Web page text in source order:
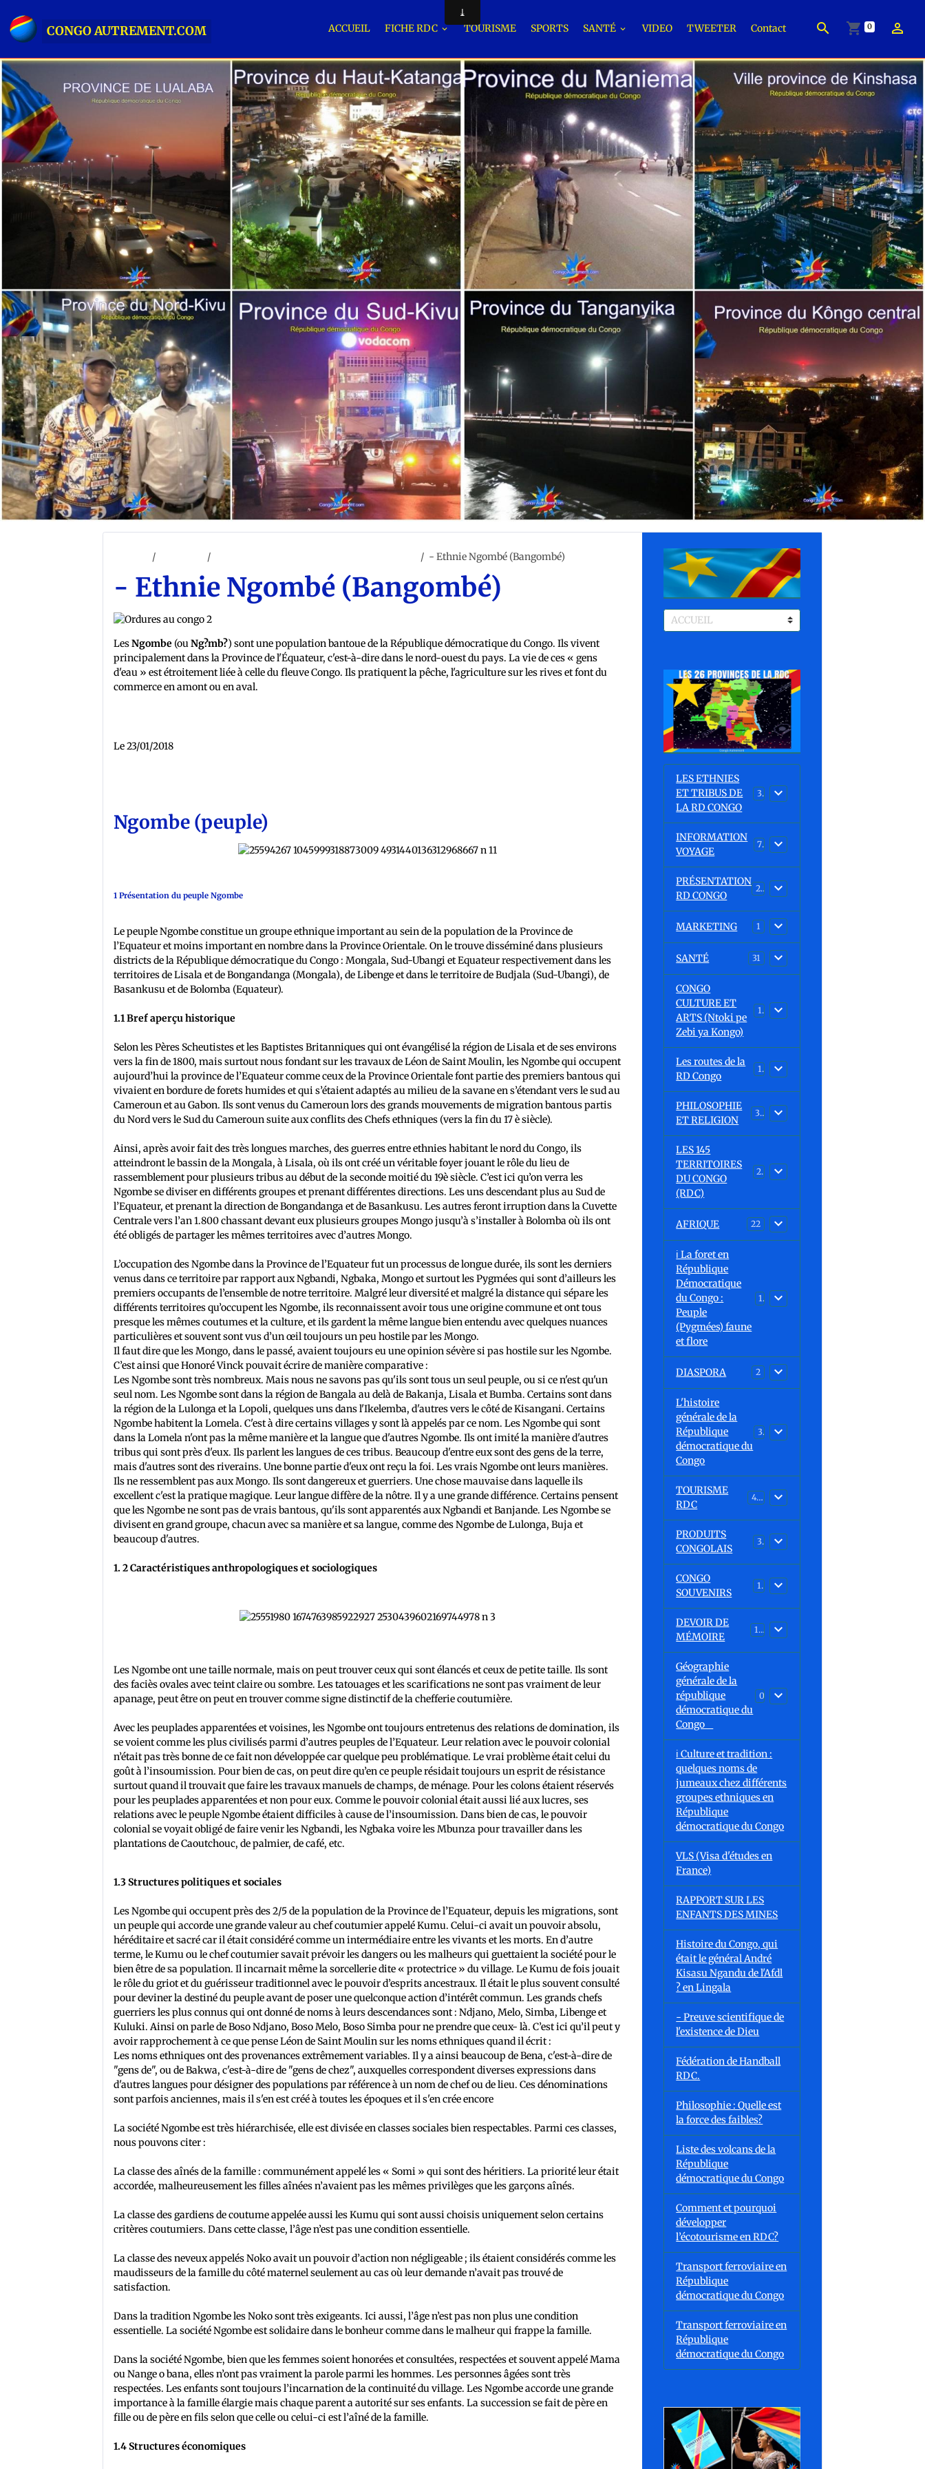
CONGO AUTREMENT.COM ACCUEIL FICHE RDC TOURISME SPORTS SANTÉ VIDEO TWEETER Contact 0
- Ethnie Ngombé (Bangombé)
- Ethnie Ngombé (Bangombé)
LesNgombe (ouNg?mb?) sont une population bantoue de la République démocratique du Congo. Ils vivent
principalement dans la Province de l'Équateur, c'est-à-dire dans le nord-ouest du pays. La vie de ces « gens
d'eau » est étroitement liée à celle du fleuve Congo. Ils pratiquent la pêche, l'agriculture sur les rives et font du
commerce en amont ou en aval.
Le 23/01/2018
Ngombe (peuple)
1 Présentation du peuple Ngombe
Le peuple Ngombe constitue un groupe ethnique important au sein de la population de la Province de
l’Equateur et moins important en nombre dans la Province Orientale. On le trouve disséminé dans plusieurs
districts de la République démocratique du Congo : Mongala, Sud-Ubangi et Equateur respectivement dans les
territoires de Lisala et de Bongandanga (Mongala), de Libenge et dans le territoire de Budjala (Sud-Ubangi), de
Basankusu et de Bolomba (Equateur).
1.1 Bref aperçu historique
Selon les Pères Scheutistes et les Baptistes Britanniques qui ont évangélisé la région de Lisala et de ses environs
vers la fin de 1800, mais surtout nous fondant sur les travaux de Léon de Saint Moulin, les Ngombe qui occupent
aujourd’hui la province de l’Equateur comme ceux de la Province Orientale font partie des premiers bantous qui
vivaient en bordure de forets humides et qui s’étaient adaptés au milieu de la savane en s’étendant vers le sud au
Cameroun et au Gabon. Ils sont venus du Cameroun lors des grands mouvements de migration bantous partis
du Nord vers le Sud du Cameroun suite aux conflits des Chefs ethniques (vers la fin du 17 è siècle).
Ainsi, après avoir fait des très longues marches, des guerres entre ethnies habitant le nord du Congo, ils
atteindront le bassin de la Mongala, à Lisala, où ils ont créé un véritable foyer jouant le rôle du lieu de
rassemblement pour plusieurs tribus au début de la seconde moitié du 19è siècle. C’est ici qu’on verra les
Ngombe se diviser en différents groupes et prenant différentes directions. Les uns descendant plus au Sud de
l’Equateur, et prenant la direction de Bongandanga et de Basankusu. Les autres feront irruption dans la Cuvette
Centrale vers l’an 1.800 chassant devant eux plusieurs groupes Mongo jusqu’à s’installer à Bolomba où ils ont
été obligés de partager les mêmes territoires avec d’autres Mongo.
L’occupation des Ngombe dans la Province de l’Equateur fut un processus de longue durée, ils sont les derniers
venus dans ce territoire par rapport aux Ngbandi, Ngbaka, Mongo et surtout les Pygmées qui sont d’ailleurs les
premiers occupants de l’ensemble de notre territoire. Malgré leur diversité et malgré la distance qui sépare les
différents territoires qu’occupent les Ngombe, ils reconnaissent avoir tous une origine commune et ont tous
presque les mêmes coutumes et la culture, et ils gardent la même langue bien entendu avec quelques nuances
particulières et souvent sont vus d’un œil toujours un peu hostile par les Mongo.
Il faut dire que les Mongo, dans le passé, avaient toujours eu une opinion sévère si pas hostile sur les Ngombe.
C’est ainsi que Honoré Vinck pouvait écrire de manière comparative :
Les Ngombe sont très nombreux. Mais nous ne savons pas qu'ils sont tous un seul peuple, ou si ce n'est qu'un
seul nom. Les Ngombe sont dans la région de Bangala au delà de Bakanja, Lisala et Bumba. Certains sont dans
la région de la Lulonga et la Lopoli, quelques uns dans l'Ikelemba, d'autres vers le côté de Kisangani. Certains
Ngombe habitent la Lomela. C'est à dire certains villages y sont là appelés par ce nom. Les Ngombe qui sont
dans la Lomela n'ont pas la même manière et la langue que d'autres Ngombe. Ils ont imité la manière d'autres
tribus qui sont près d'eux. Ils parlent les langues de ces tribus. Beaucoup d'entre eux sont des gens de la terre,
mais d'autres sont des riverains. Une bonne partie d'eux ont reçu la foi. Les vrais Ngombe ont leurs manières.
Ils ne ressemblent pas aux Mongo. Ils sont dangereux et guerriers. Une chose mauvaise dans laquelle ils
excellent c'est la pratique magique. Leur langue diffère de la nôtre. Il y a une grande différence. Certains pensent
que les Ngombe ne sont pas de vrais bantous, qu'ils sont apparentés aux Ngbandi et Banjande. Les Ngombe se
divisent en grand groupe, chacun avec sa manière et sa langue, comme des Ngombe de Lulonga, Buja et
beaucoup d'autres.
1. 2 Caractéristiques anthropologiques et sociologiques
Les Ngombe ont une taille normale, mais on peut trouver ceux qui sont élancés et ceux de petite taille. Ils sont
des faciès ovales avec teint claire ou sombre. Les tatouages et les scarifications ne sont pas vraiment de leur
apanage, peut être on peut en trouver comme signe distinctif de la chefferie coutumière.
Avec les peuplades apparentées et voisines, les Ngombe ont toujours entretenus des relations de domination, ils
se voient comme les plus civilisés parmi d’autres peuples de l’Equateur. Leur relation avec le pouvoir colonial
n’était pas très bonne de ce fait non développée car quelque peu problématique. Le vrai problème était celui du
goût à l’insoumission. Pour bien de cas, on peut dire qu’en ce peuple résidait toujours un esprit de résistance
surtout quand il trouvait que faire les travaux manuels de champs, de ménage. Pour les colons étaient réservés
pour les peuplades apparentées et non pour eux. Comme le pouvoir colonial était aussi lié aux lucres, ses
relations avec le peuple Ngombe étaient difficiles à cause de l’insoumission. Dans bien de cas, le pouvoir
colonial se voyait obligé de faire venir les Ngbandi, les Ngbaka voire les Mbunza pour travailler dans les
plantations de Caoutchouc, de palmier, de café, etc.
1.3 Structures politiques et sociales
Les Ngombe qui occupent près des 2/5 de la population de la Province de l’Equateur, depuis les migrations, sont
un peuple qui accorde une grande valeur au chef coutumier appelé Kumu. Celui-ci avait un pouvoir absolu,
héréditaire et sacré car il était considéré comme un intermédiaire entre les vivants et les morts. En d’autre
terme, le Kumu ou le chef coutumier savait prévoir les dangers ou les malheurs qui guettaient la société pour le
bien être de sa population. Il incarnait même la sorcellerie dite « protectrice » du village. Le Kumu de fois jouait
le rôle du griot et du guérisseur traditionnel avec le pouvoir d’esprits ancestraux. Il était le plus souvent consulté
pour deviner la destiné du peuple avant de poser une quelconque action d’intérêt commun. Les grands chefs
guerriers les plus connus qui ont donné de noms à leurs descendances sont : Ndjano, Melo, Simba, Libenge et
Kuluki. Ainsi on parle de Boso Ndjano, Boso Melo, Boso Simba pour ne prendre que ceux- là. C’est ici qu’il peut y
avoir rapprochement à ce que pense Léon de Saint Moulin sur les noms ethniques quand il écrit :
Les noms ethniques ont des provenances extrêmement variables. Il y a ainsi beaucoup de Bena, c'est-à-dire de
"gens de", ou de Bakwa, c'est-à-dire de "gens de chez", auxquelles correspondent diverses expressions dans
d'autres langues pour désigner des populations par référence à un nom de chef ou de lieu. Ces dénominations
sont parfois anciennes, mais il s'en est créé à toutes les époques et il s'en crée encore
La société Ngombe est très hiérarchisée, elle est divisée en classes sociales bien respectables. Parmi ces classes,
nous pouvons citer :
La classe des aînés de la famille : communément appelé les « Somi » qui sont des héritiers. La priorité leur était
accordée, malheureusement les filles aînées n’avaient pas les mêmes privilèges que les garçons aînés.
La classe des gardiens de coutume appelée aussi les Kumu qui sont aussi choisis uniquement selon certains
critères coutumiers. Dans cette classe, l’âge n’est pas une condition essentielle.
La classe des neveux appelés Noko avait un pouvoir d’action non négligeable ; ils étaient considérés comme les
maudisseurs de la famille du côté maternel seulement au cas où leur demande n’avait pas trouvé de
satisfaction.
Dans la tradition Ngombe les Noko sont très exigeants. Ici aussi, l’âge n’est pas non plus une condition
essentielle. La société Ngombe est solidaire dans le bonheur comme dans le malheur qui frappe la famille.
Dans la société Ngombe, bien que les femmes soient honorées et consultées, respectées et souvent appelé Mama
ou Nange o bana, elles n’ont pas vraiment la parole parmi les hommes. Les personnes âgées sont très
respectées. Les enfants sont toujours l’incarnation de la continuité du village. Les Ngombe accorde une grande
importance à la famille élargie mais chaque parent a autorité sur ses enfants. La succession se fait de père en
fille ou de père en fils selon que celle ou celui-ci est l’aîné de la famille.
1.4 Structures économiques
LES ETHNIES
ET TRIBUS DE
LA RD CONGO
37
INFORMATION
VOYAGE
7
PRÉSENTATION
RD CONGO
23
MARKETING 1
SANTÉ 31
CONGO
CULTURE ET
ARTS (Ntoki pe
Zebi ya Kongo)
15
Les routes de la
RD Congo
1
PHILOSOPHIE
ET RELIGION
32
LES 145
TERRITOIRES
DU CONGO
(RDC)
23
AFRIQUE 22
ℹ️ La foret en
République
Démocratique
du Congo :
Peuple
(Pygmées) faune
et flore
15
DIASPORA 2
L'histoire
générale de la
République
démocratique du
Congo
30
TOURISME
RDC
43
PRODUITS
CONGOLAIS
3
CONGO
SOUVENIRS
1
DEVOIR DE
MÉMOIRE
13
Géographie
générale de la
république
démocratique du
Congo
ℹ️ Culture et tradition :
quelques noms de
jumeaux chez différents
groupes ethniques en
République
démocratique du Congo
VLS (Visa d'études en
France)
RAPPORT SUR LES
ENFANTS DES MINES
Histoire du Congo, qui
était le général André
Kisasu Ngandu de l'Afdl
? en Lingala
- Preuve scientifique de
l'existence de Dieu
Fédération de Handball
RDC.
Philosophie : Quelle est
la force des faibles?
Liste des volcans de la
République
démocratique du Congo
Comment et pourquoi
développer
l’écotourisme en RDC?
Transport ferroviaire en
République
démocratique du Congo
Transport ferroviaire en
République
démocratique du Congo